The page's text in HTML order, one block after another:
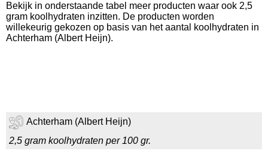
Bekijk in onderstaande tabel meer producten waar ook 2,5
gram koolhydraten inzitten. De producten worden
willekeurig gekozen op basis van het aantal koolhydraten in
Achterham (Albert Heijn).
Achterham (Albert Heijn)
2,5 gram koolhydraten per 100 gr.